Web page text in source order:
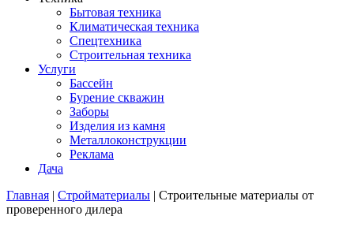
Бытовая техника
Климатическая техника
Спецтехника
Строительная техника
Услуги
Бассейн
Бурение скважин
Заборы
Изделия из камня
Металлоконструкции
Реклама
Дача
Вы здесь
Главная | Стройматериалы | Строительные материалы от
проверенного дилера